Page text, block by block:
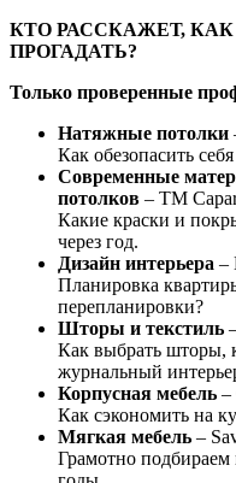
КТО РАССКАЖЕТ,
ПРОГАДАТЬ?
Только проверенные
Натяжные потолки
Как обезопасить
Современные
потолков – ТМ
Какие краски и
через год.
Дизайн интерьера –
Планировка
перепланировки?
Шторы и текстиль
Как выбрать шторы,
журнальный
Корпусная мебель –
Как сэкономить на
Мягкая мебель –
Грамотно подбираем